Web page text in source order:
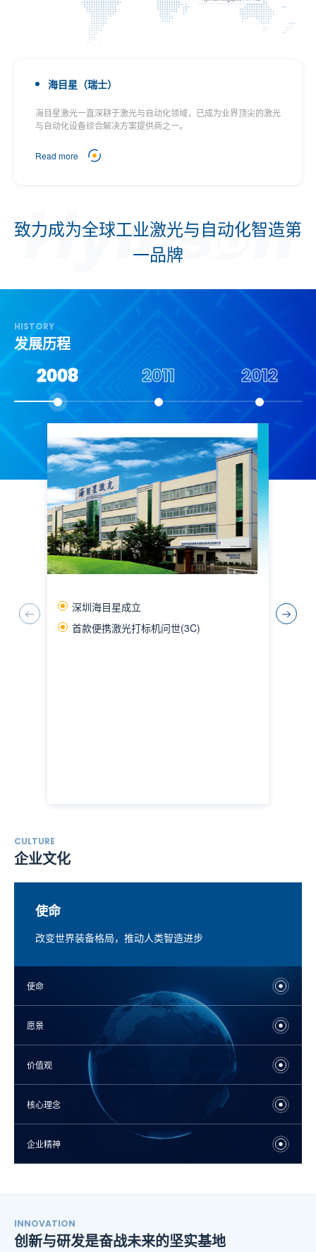
海目星（瑞士）
海目星激光一直深耕于激光与自动化领域，已成为业界顶尖的激光
与自动化设备综合解决方案提供商之一。
Read more
致力成为全球工业激光与自动化智造第
一品牌
HISTORY
发展历程
2008 2011 2012
深圳海目星成立
首款便携激光打标机问世(3C)
CULTURE
企业文化
使命
改变世界装备格局，推动人类智造进步
成为全球工业激光与自动化智造第一品牌
客户至上 追求卓越
永不言败 使命必达
贴心服务，让您安心创造财富
产品的质量和可靠性是我们生存的根本
包容诚实的错误，只要敢于挑战
正直诚信、感恩回馈
自强不息 厚德载物
使命
愿景
价值观
核心理念
企业精神
INNOVATION
创新与研发是奋战未来的坚实基地